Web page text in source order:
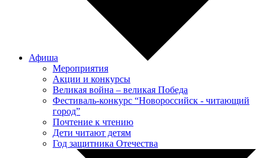
Афиша
Мероприятия
Акции и конкурсы
Великая война – великая Победа
Фестиваль-конкурс “Новороссийск - читающий
город”
Почтение к чтению
Дети читают детям
Год защитника Отечества